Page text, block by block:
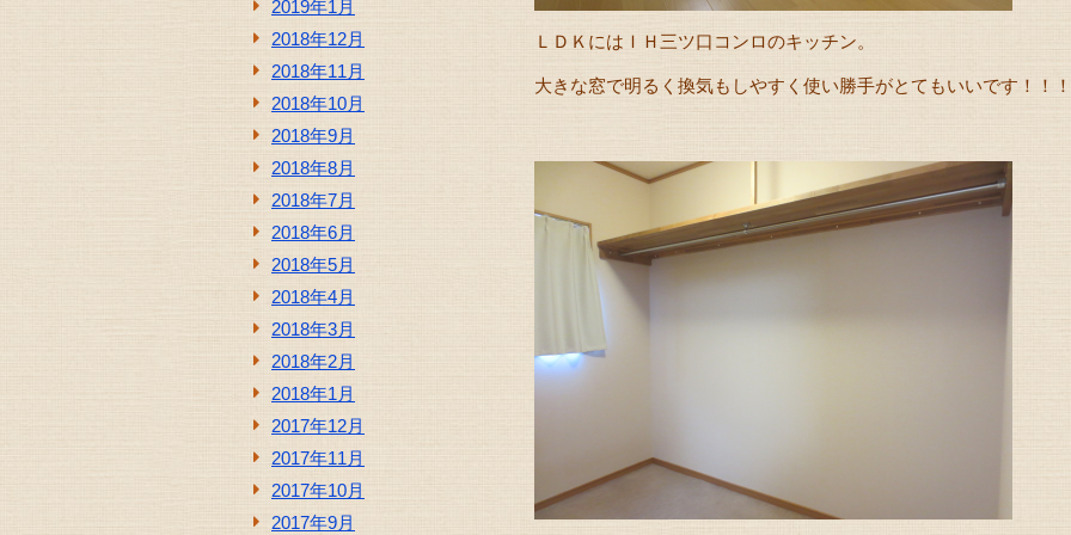
2019年1月
2018年12月
2018年11月
2018年10月
2018年9月
2018年8月
2018年7月
2018年6月
2018年5月
2018年4月
2018年3月
2018年2月
2018年1月
2017年12月
2017年11月
2017年10月
2017年9月
ＬＤＫにはＩＨ三ツ口コンロのキッチン。
大きな窓で明るく換気もしやすく使い勝手がとてもいいです！！！